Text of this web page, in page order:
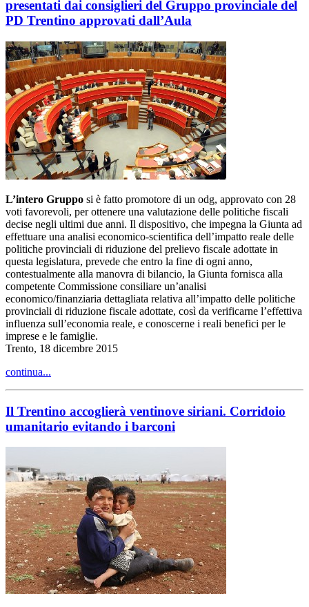
presentati dai consiglieri del Gruppo provinciale del
PD Trentino approvati dall’Aula
L’intero Gruppo si è fatto promotore di un odg, approvato con 28
voti favorevoli, per ottenere una valutazione delle politiche fiscali
decise negli ultimi due anni. Il dispositivo, che impegna la Giunta ad
effettuare una analisi economico-scientifica dell’impatto reale delle
politiche provinciali di riduzione del prelievo fiscale adottate in
questa legislatura, prevede che entro la fine di ogni anno,
contestualmente alla manovra di bilancio, la Giunta fornisca alla
competente Commissione consiliare un’analisi
economico/finanziaria dettagliata relativa all’impatto delle politiche
provinciali di riduzione fiscale adottate, così da verificarne l’effettiva
influenza sull’economia reale, e conoscerne i reali benefici per le
imprese e le famiglie.
Trento, 18 dicembre 2015
continua...
Il Trentino accoglierà ventinove siriani. Corridoio
umanitario evitando i barconi